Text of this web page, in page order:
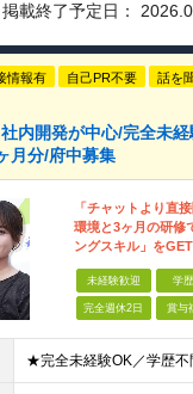
掲載終了予定日：
情報有 自己PR不要 話を
内開発が中心/完全未
月分/府中募集
「チャットより直
環境と3ヶ月の研修
ングスキル」をGET
未経験歓迎 学
完全週休2日 賞与